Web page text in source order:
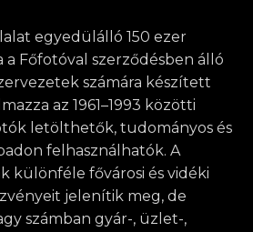
egyedülálló 150 ezer
a Főfotóval szerződésben álló
számára készített
az 1961–1993 közötti
letölthetők, tudományos és
felhasználhatók. A
különféle fővárosi és vidéki
jelenítik meg, de
számban gyár-, üzlet-,